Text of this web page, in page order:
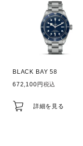
BLACK BAY 58
672,100
税込
詳細を見る